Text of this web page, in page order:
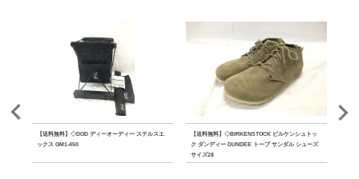
【送料無料】◇DOD ディーオーディー ステルスエ
ックス GM1-450
【送料無料】◇BIRKENSTOCK ビルケンシュトッ
ク ダンディー DUNDEE トープ サンダル シューズ
サイズ28